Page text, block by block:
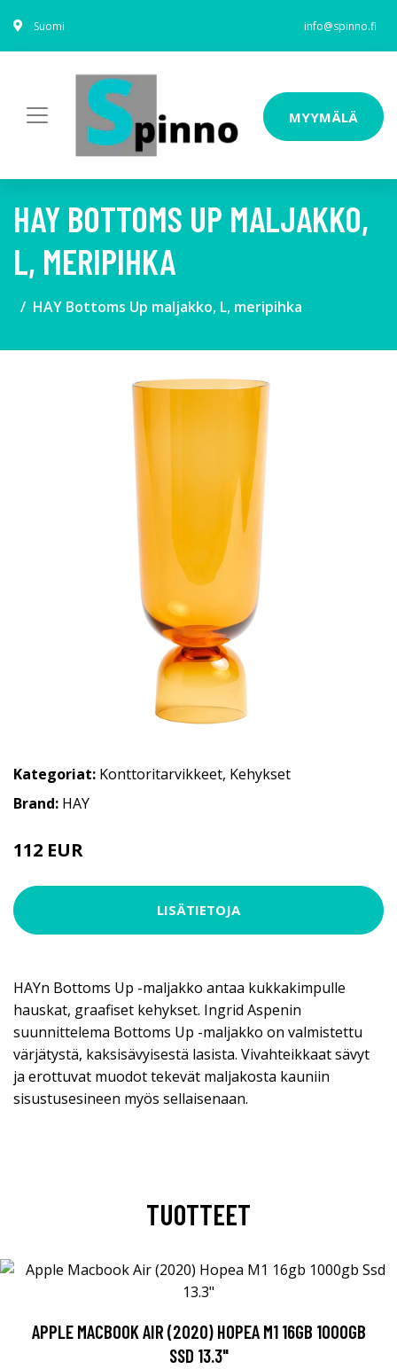
Suomi info@spinno.fi
MYYMÄLÄ
HAY BOTTOMS UP MALJAKKO,
L, MERIPIHKA
HAY Bottoms Up maljakko, L, meripihka
Kategoriat: Konttoritarvikkeet, Kehykset
Brand: HAY
112 EUR
LISÄTIETOJA
HAYn Bottoms Up -maljakko antaa kukkakimpulle
hauskat, graafiset kehykset. Ingrid Aspenin
suunnittelema Bottoms Up -maljakko on valmistettu
värjätystä, kaksisävyisestä lasista. Vivahteikkaat sävyt
ja erottuvat muodot tekevät maljakosta kauniin
sisustusesineen myös sellaisenaan.
TUOTTEET
APPLE MACBOOK AIR (2020) HOPEA M1 16GB 1000GB
SSD 13.3"